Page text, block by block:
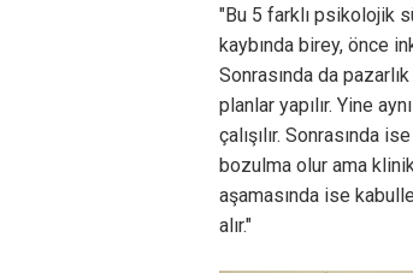
"Bu 5 farklı psikolojik
kaybında birey, önce
Sonrasında da
planlar yapılır. Yine
çalışılır. Sonrasında
bozulma olur ama
aşamasında ise
alır."